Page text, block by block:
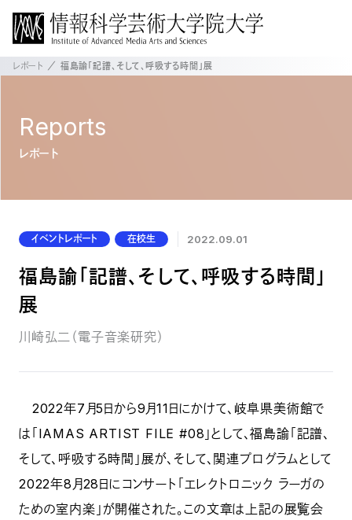
レポート 福島諭「記譜、そして、呼吸する時間」展
Reports
レポート
イベントレポート 在校生 2022.09.01
福島諭「記譜、そして、呼吸する時間」
展
川崎弘二（電子音楽研究）
2022年7月5日から9月11日にかけて、岐阜県美術館で
は「IAMAS ARTIST FILE #08」として、福島諭「記譜、
そして、呼吸する時間」展が、そして、関連プログラムとして
2022年8月28日にコンサート「エレクトロニック ラーガの
ための室内楽」が開催された。この文章は上記の展覧会